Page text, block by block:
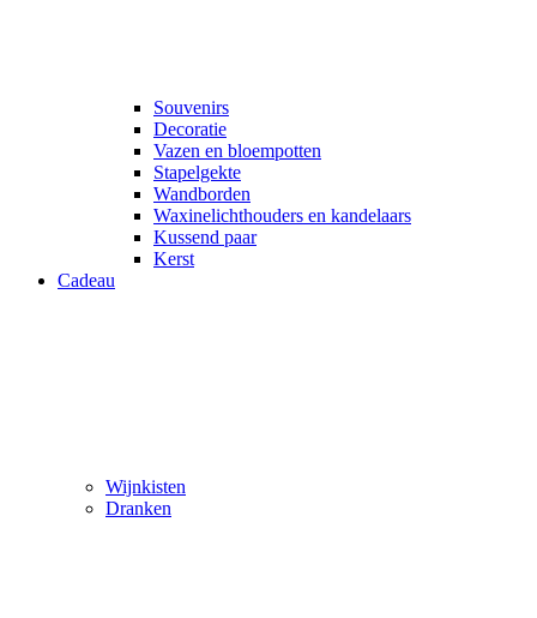
Souvenirs
Decoratie
Vazen en bloempotten
Stapelgekte
Wandborden
Waxinelichthouders en kandelaars
Kussend paar
Kerst
Cadeau
Wijnkisten
Dranken